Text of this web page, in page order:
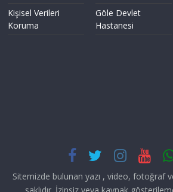
Kişisel Verileri
Koruma
Göle Devlet
Hastanesi
Sitemizde bulunan yazı , video, fotoğraf
saklıdır. İzinsiz veya kaynak